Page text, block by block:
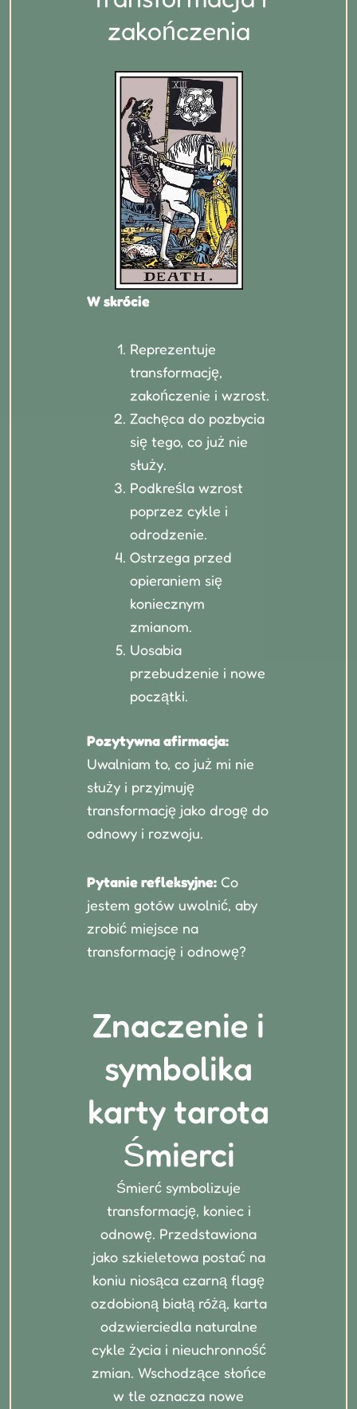
zakończenia
W skrócie
Reprezentuje
transformację,
zakończenie i wzrost.
Zachęca do pozbycia
się tego, co już nie
służy.
Podkreśla wzrost
poprzez cykle i
odrodzenie.
Ostrzega przed
opieraniem się
koniecznym
zmianom.
Uosabia
przebudzenie i nowe
początki.
Pozytywna afirmacja:
Uwalniam to, co już mi nie
służy i przyjmuję
transformację jako drogę do
odnowy i rozwoju.
Pytanie refleksyjne: Co
jestem gotów uwolnić, aby
zrobić miejsce na
transformację i odnowę?
Znaczenie i
symbolika
karty tarota
Śmierci
Śmierć symbolizuje
transformację, koniec i
odnowę. Przedstawiona
jako szkieletowa postać na
koniu niosąca czarną flagę
ozdobioną białą różą, karta
odzwierciedla naturalne
cykle życia i nieuchronność
zmian. Wschodzące słońce
w tle oznacza nowe